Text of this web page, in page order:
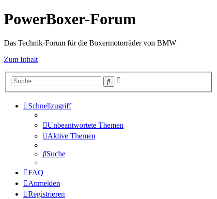
PowerBoxer-Forum
Das Technik-Forum für die Boxermotorräder von BMW
Zum Inhalt
Suche
Schnellzugriff
Unbeantwortete Themen
Aktive Themen
Suche
FAQ
Anmelden
Registrieren